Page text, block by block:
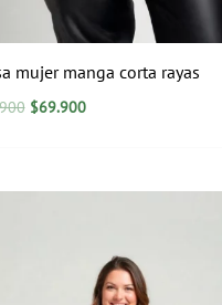
mujer manga corta rayas
$69.900